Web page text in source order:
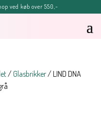
ved køb over 550,-
/Glasbrikker/ LIND DNA